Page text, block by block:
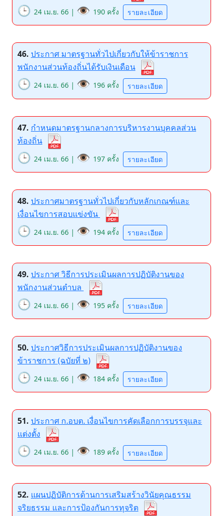
🕒 24 เม.ย. 66 | 👁️ 190 ครั้ง รายละเอียด
46. ประกาศ มาตรฐานทั่วไปเกี่ยวกับให้ข้าราชการ
พนักงานส่วนท้องถิ่นได้รับเงินเดือน
🕒 24 เม.ย. 66 | 👁️ 196 ครั้ง รายละเอียด
47. กำหนดมาตรฐานกลางการบริหารงานบุคคลส่วน
ท้องถิ่น
🕒 24 เม.ย. 66 | 👁️ 197 ครั้ง รายละเอียด
48. ประกาศมาตรฐานทั่วไปเกี่ยวกับหลักเกณฑ์และ
เงื่อนไขการสอบแข่งขัน
🕒 24 เม.ย. 66 | 👁️ 194 ครั้ง รายละเอียด
49. ประกาศ วิธีการประเมินผลการปฏิบัติงานของ
พนักงานส่วนตำบล
🕒 24 เม.ย. 66 | 👁️ 195 ครั้ง รายละเอียด
50. ประกาศวิธีการประเมินผลการปฏิบัติงานของ
ข้าราชการ (ฉบัยที่ ๒)
🕒 24 เม.ย. 66 | 👁️ 184 ครั้ง รายละเอียด
51. ประกาศ ก.อบต. เงื่อนไขการคัดเลือกการบรรจุและ
แต่งตั้ง
🕒 24 เม.ย. 66 | 👁️ 189 ครั้ง รายละเอียด
52. แผนปฏิบัติการด้านการเสริมสร้างวินัยคุณธรรม
จริยธรรม และการป้องกันการทุจริต